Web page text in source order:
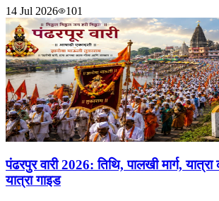
14 Jul 2026
101
पंढरपुर वारी 2026: तिथि, पालखी मार्ग,
यात्रा गाइड